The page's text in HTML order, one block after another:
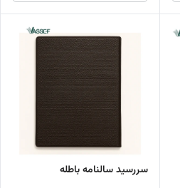
سررسید سالنامه باطله